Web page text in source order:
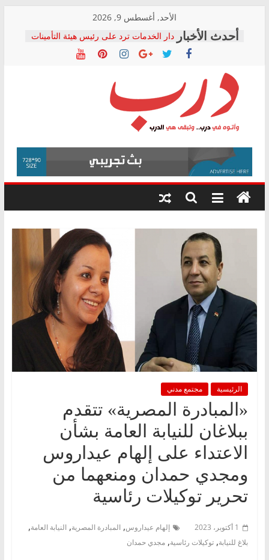
content
الأحد, أغسطس 9, 2026
دار الخدمات ترد على رئيس هيئة التأمينات
بعد مؤتمره الصحفي: إنكار الأزمة لا ينهي
معاناة أصحاب المعاشات.. ونطالب بكشف
فرحات سليمان يكتب: القطاع الصحي إلى
أين؟
حزب التحالف الشعبي يطلق لجنة “الحق
في الصحة” بالإسكندرية لرصد الانتهاكات
ودعم المرضى
الوزاري لمدينة الصحفيين.. وانتهاء أعمال
إنشاء المبنى الإداري
المجلس القومي لحقوق الإنسان يعلن
متابعة قضية الدكتور محمد زهران.. ويؤكد:
قرينة البراءة وضمانات المحاكمة العادلة
درب
وأتوه
درب..
وتبقى
هي
الرئيسية مجتمع مدني
«المبادرة المصرية» تتقدم
ببلاغان للنيابة العامة بشأن
الاعتداء على إلهام عيداروس
ومجدي حمدان ومنعهما من
تحرير توكيلات رئاسية
1 أكتوبر، 2023 إلهام عيداروس, المبادرة المصرية, النيابة العامة,
بلاغ للنيابة, توكيلات رئاسية, مجدي حمدان